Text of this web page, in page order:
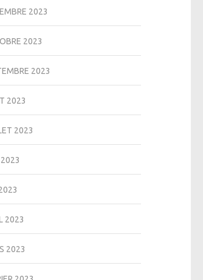
2023
2023
2023
2023
2023
2023
2023